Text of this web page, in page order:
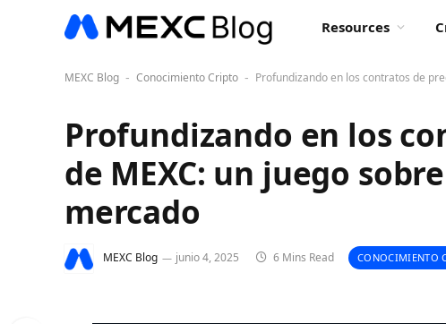
Resources
MEXC Blog - Conocimiento Cripto - Profundizando en los contratos de
Profundizando en los
de MEXC: un juego
mercado
MEXC Blog junio 4, 2025 6 Mins Read CONOCIMIENTO